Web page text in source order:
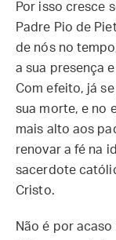
Por isso cresce
Padre Pio de
de nós no
a sua presença
Com efeito, já
sua morte, e no
mais alto aos
renovar a fé na
sacerdote
Cristo.
Não é por